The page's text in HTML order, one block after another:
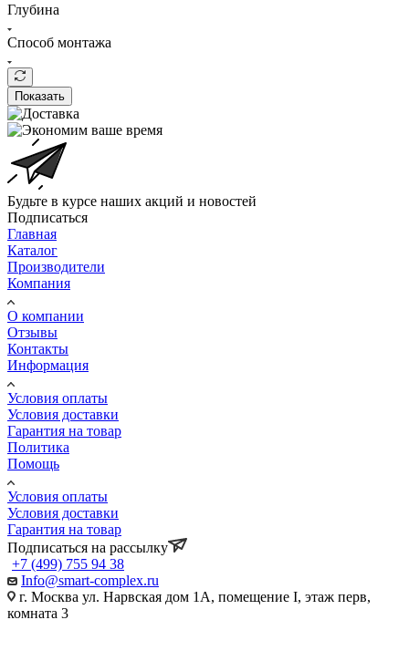
Глубина
Способ монтажа
Показать
Будьте в курсе наших акций и новостей
Подписаться
Главная
Каталог
Производители
Компания
О компании
Отзывы
Контакты
Информация
Условия оплаты
Условия доставки
Гарантия на товар
Политика
Помощь
Условия оплаты
Условия доставки
Гарантия на товар
Подписаться на рассылку
+7 (499) 755 94 38
Info@smart-complex.ru
г. Москва ул. Нарвская дом 1А, помещение I, этаж перв,
комната 3